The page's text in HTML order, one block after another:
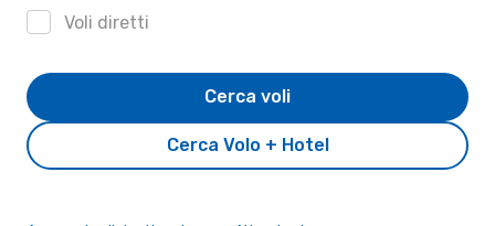
Voli diretti
Cerca Volo + Hotel
Cerca voli